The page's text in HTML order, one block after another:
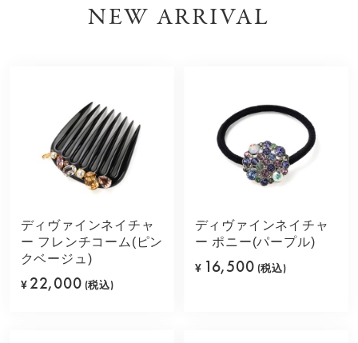
NEW ARRIVAL
ディヴァインネイチャ
ー フレンチコーム(ピン
クベージュ)
¥ 22,000 (税込)
ディヴァインネイチャ
ー ポニー(パープル)
¥ 16,500 (税込)